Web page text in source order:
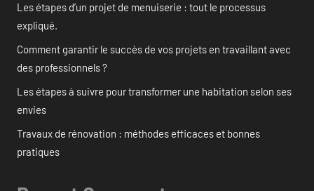
Les étapes d’un projet de menuiserie : tout le processus
expliqué.
Comment garantir le succès de vos projets en travaillant avec
des professionnels ?
Les étapes à suivre pour transformer une habitation selon ses
envies
Travaux de rénovation : méthodes efficaces et bonnes
pratiques